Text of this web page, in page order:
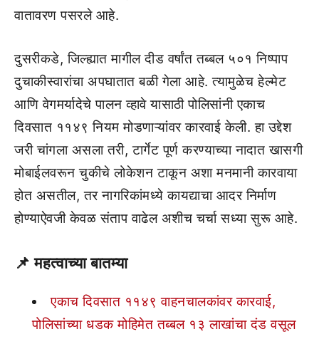
वातावरण पसरले आहे.
दुसरीकडे, जिल्ह्यात मागील दीड वर्षांत तब्बल ५०१ निष्पाप
दुचाकीस्वारांचा अपघातात बळी गेला आहे. त्यामुळेच हेल्मेट
आणि वेगमर्यादेचे पालन व्हावे यासाठी पोलिसांनी एकाच
दिवसात ११४९ नियम मोडणाऱ्यांवर कारवाई केली. हा उद्देश
जरी चांगला असला तरी, टार्गेट पूर्ण करण्याच्या नादात खासगी
मोबाईलवरून चुकीचे लोकेशन टाकून अशा मनमानी कारवाया
होत असतील, तर नागरिकांमध्ये कायद्याचा आदर निर्माण
होण्याऐवजी केवळ संताप वाढेल अशीच चर्चा सध्या सुरू आहे.
📌महत्वाच्या बातम्या
एकाच दिवसात ११४९ वाहनचालकांवर कारवाई,
पोलिसांच्या धडक मोहिमेत तब्बल १३ लाखांचा दंड वसूल